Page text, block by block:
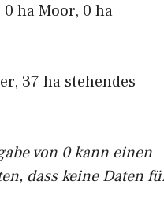
ha Moor, 0 ha
37 ha stehendes
von 0 kann einen
dass keine Daten